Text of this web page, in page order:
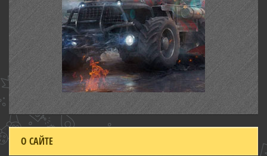
О САЙТЕ